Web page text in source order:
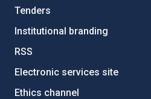
Tenders
Institutional branding
RSS
Electronic services site
Ethics channel